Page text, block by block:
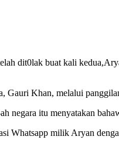
dit0lak buat kali
Gauri Khan, melalui
negara itu menyatakan
Whatsapp milik Aryan